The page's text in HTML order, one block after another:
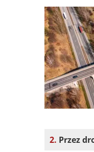
2. Przez